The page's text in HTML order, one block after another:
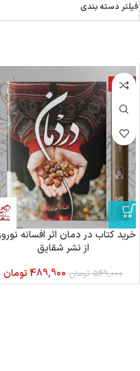
فیلتر دسته بندی
-11%
خرید کتاب در دمان اثر افسانه
از نشر شقایق
549,000 تومان 489,900تومان